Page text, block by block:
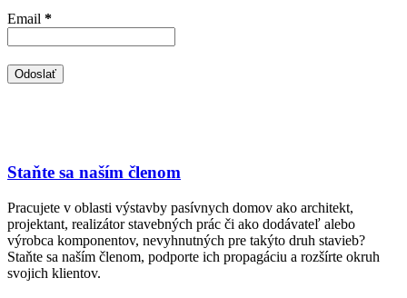
Email *
Staňte sa naším členom
Pracujete v oblasti výstavby pasívnych domov ako architekt,
projektant, realizátor stavebných prác či ako dodávateľ alebo
výrobca komponentov, nevyhnutných pre takýto druh stavieb?
Staňte sa naším členom, podporte ich propagáciu a rozšírte okruh
svojich klientov.